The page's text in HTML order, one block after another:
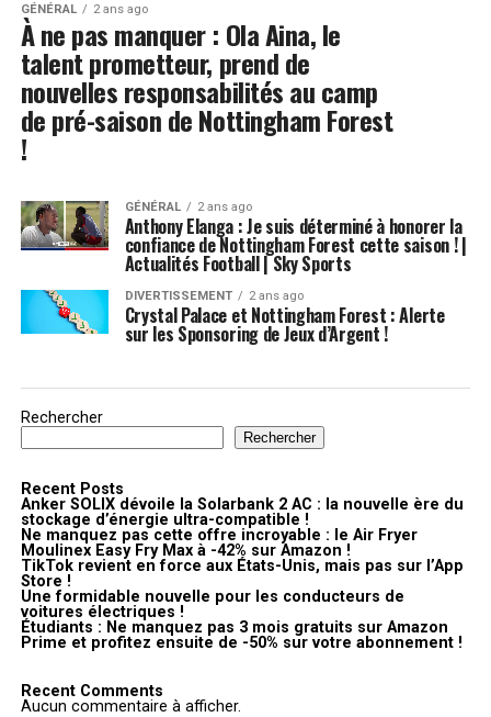
GÉNÉRAL 2 ans ago
À ne pas manquer : Ola Aina, le
talent prometteur, prend de
nouvelles responsabilités au camp
de pré-saison de Nottingham Forest
!
GÉNÉRAL 2 ans ago
Anthony Elanga : Je suis déterminé à honorer la
confiance de Nottingham Forest cette saison ! |
Actualités Football | Sky Sports
DIVERTISSEMENT 2 ans ago
Crystal Palace et Nottingham Forest : Alerte
sur les Sponsoring de Jeux d’Argent !
Rechercher
Rechercher
Recent Posts
Anker SOLIX dévoile la Solarbank 2 AC : la nouvelle ère du
stockage d’énergie ultra-compatible !
Ne manquez pas cette offre incroyable : le Air Fryer
Moulinex Easy Fry Max à -42% sur Amazon !
TikTok revient en force aux États-Unis, mais pas sur l’App
Store !
Une formidable nouvelle pour les conducteurs de
voitures électriques !
Étudiants : Ne manquez pas 3 mois gratuits sur Amazon
Prime et profitez ensuite de -50% sur votre abonnement !
Recent Comments
Aucun commentaire à afficher.